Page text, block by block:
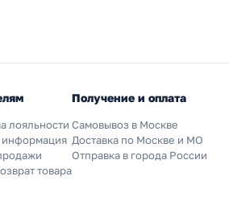
лояльности
информация
товара
Получение и оплата
Самовывоз в Москве
Доставка по Москве и МО
Отправка в города России